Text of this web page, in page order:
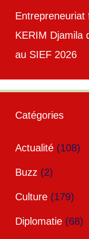
Entrepreneuriat
KERIM Djamila
au SIEF 2026
Catégories
Actualité (108)
Buzz (2)
Culture (179)
Diplomatie (68)